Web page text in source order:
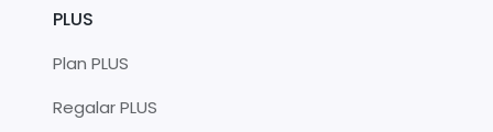
PLUS
Plan PLUS
Regalar PLUS